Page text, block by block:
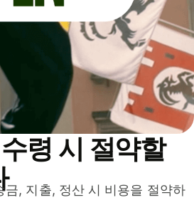
령 시 절약할
, 지출, 정산 시 비용을 절약하